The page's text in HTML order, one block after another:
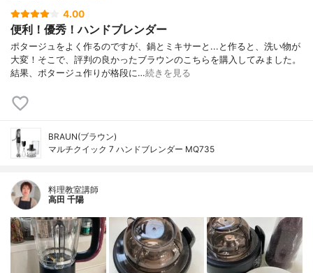
4.00
便利！優秀！ハンドブレンダー
ポタージュをよく作るのですが、鍋とミキサーと...と作ると、洗い物が
大変！そこで、評判の良かったブラウンのこちらを購入してみました。
結果、ポタージュ作りが格段に…続きを見る
BRAUN(ブラウン)
マルチクイック 7 ハンドブレンダー MQ735
料理教室講師
高田 千陽